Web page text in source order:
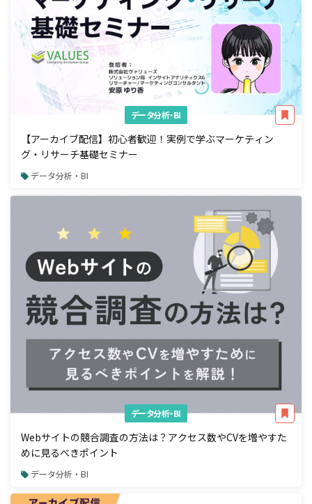
データ分析・BI
【アーカイブ配信】初心者歓迎！実例で学ぶマーケティン
グ・リサーチ基礎セミナー
データ分析・BI
データ分析・BI
Webサイトの競合調査の方法は？アクセス数やCVを増やすた
めに見るべきポイント
データ分析・BI